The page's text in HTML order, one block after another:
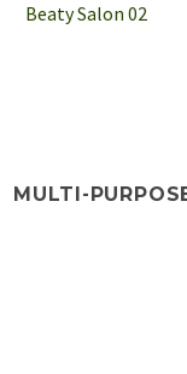
Beaty Salon 02
MULTI-